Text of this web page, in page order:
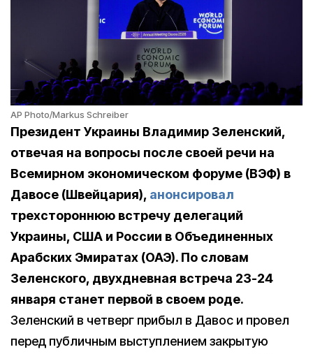
AP Photo/Markus Schreiber
Президент Украины Владимир Зеленский,
отвечая на вопросы после своей речи на
Всемирном экономическом форуме (ВЭФ) в
Давосе (Швейцария), анонсировал
трехстороннюю встречу делегаций
Украины, США и России в Объединенных
Арабских Эмиратах (ОАЭ). По словам
Зеленского, двухдневная встреча 23-24
января станет первой в своем роде.
Зеленский в четверг прибыл в Давос и провел
перед публичным выступлением закрытую